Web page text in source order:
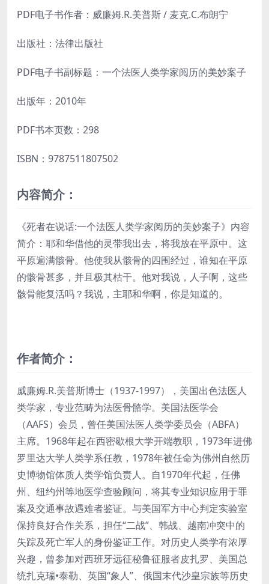
PDF电子书作者：威廉姆.R.美普斯 / 麦克.C.布朗宁
出版社：法律出版社
PDF电子书副标题：一个法医人类学家阅历的美妙案子
出版年：2010年
PDF书本页数：298
ISBN：9787511807502
内容简介：
《死者在说话:一个法医人类学家阅历的美妙案子》内容
简介：耶和华借他的灵带我出去，将我放在平原中。这
平原遍满骸骨。他使我从骸骨的四围经过，谁知在平原
的骸骨甚多，并且极其枯干。他对我说，人子啊，这些
骸骨能复活吗？我说，主耶和华啊，你是知道的。
作者简介：
威廉姆.R.美普斯博士（1937-1997），美国出色法医人
类学家，专业范畴为法医骨骼学。美国法医学会
（AAFS）会员，曾任美国法医人类学委员会（ABFA）
主席。1968年起在西密歇根大学开端教职，1973年进佛
罗里达大学人类学系任教，1978年被任命为佛州自然历
史博物馆体质人类学馆负责人。自1970年代起，任佛
州、纽约州等地医学查验顾问，将其专业知识应用于罪
案及交通事故遇难者鉴证。与美国军方中心判定实验室
保持良好合作关系，担任“二战”、韩战、越南冲突中的
失踪及死亡军人的身份鉴证工作。对历史人类学有浓厚
兴趣，曾参加对西班牙远征秘鲁征服者皮扎罗、美国总
统扎克瑞•泰勒、英国“象人”、俄国末代沙皇宗族等历史